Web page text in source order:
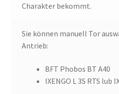
Charakter bekommt.
Sie können manuell Tor
Antrieb:
BFT Phobos BT A40
IXENGO L 3S RTS lub